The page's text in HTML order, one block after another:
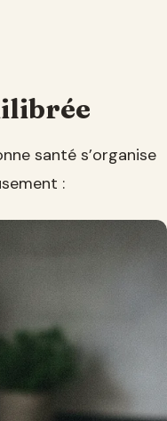
santé s’organise
: